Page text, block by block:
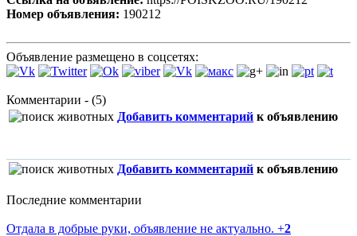
Номер объявления: 190212
Объявление размещено в соцсетях:
Комментарии - (5)
Добавить комментарий к объявлению
Добавить комментарий к объявлению
Последние комментарии
Отдала в добрые руки, объявление не актуально. +2